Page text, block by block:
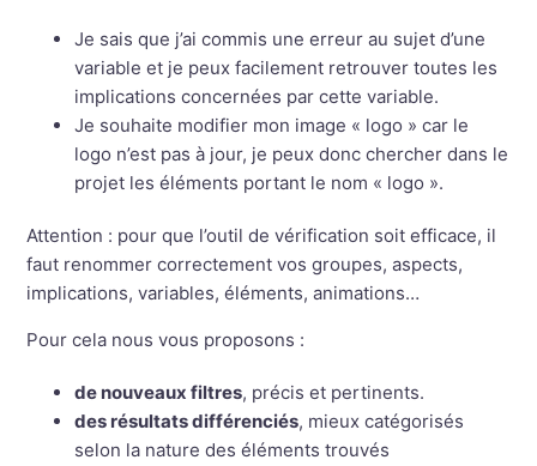
Points de vue multiples : définir différents points de
vue au sein d'une même scène
Historique des actions
Retrouver l’élément, l’aspect ou le groupe
Moteur de recherche
Afficher plus
Je sais que j’ai commis une erreur au sujet d’une
variable et je peux facilement retrouver toutes les
implications concernées par cette variable.
Je souhaite modifier mon image « logo » car le
logo n’est pas à jour, je peux donc chercher dans le
projet les éléments portant le nom « logo ».
Attention : pour que l’outil de vérification soit efficace, il
faut renommer correctement vos groupes, aspects,
implications, variables, éléments, animations…
Pour cela nous vous proposons :
de nouveaux filtres, précis et pertinents.
des résultats différenciés, mieux catégorisés
selon la nature des éléments trouvés